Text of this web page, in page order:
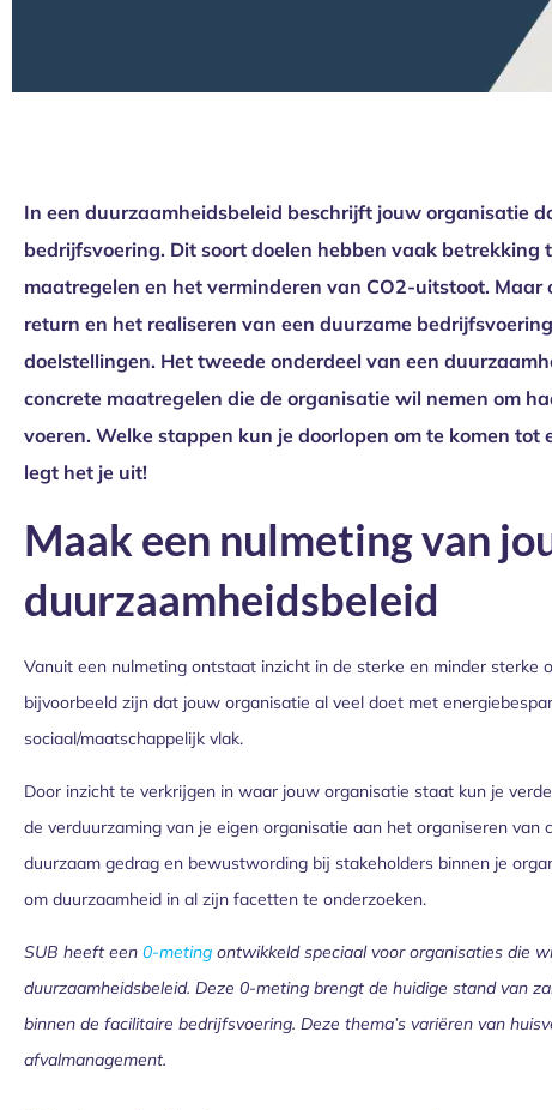
In een duurzaamheidsbeleid beschrijft jouw organisatie
bedrijfsvoering. Dit soort doelen hebben vaak
maatregelen en het verminderen van CO2-uitstoot.
return en het realiseren van een duurzame
doelstellingen. Het tweede onderdeel van een
concrete maatregelen die de organisatie wil nemen om
voeren. Welke stappen kun je doorlopen om te komen
legt het je uit!
Maak een nulmeting van
duurzaamheidsbeleid
Vanuit een nulmeting ontstaat inzicht in de sterke en minder sterke
bijvoorbeeld zijn dat jouw organisatie al veel doet met
sociaal/maatschappelijk vlak.
Door inzicht te verkrijgen in waar jouw organisatie staat kun je
de verduurzaming van je eigen organisatie aan het organiseren
duurzaam gedrag en bewustwording bij stakeholders binnen je
om duurzaamheid in al zijn facetten te onderzoeken.
SUB heeft een 0-meting ontwikkeld speciaal voor organisaties die
duurzaamheidsbeleid. Deze 0-meting brengt de huidige stand van
binnen de facilitaire bedrijfsvoering. Deze thema’s variëren van
afvalmanagement.